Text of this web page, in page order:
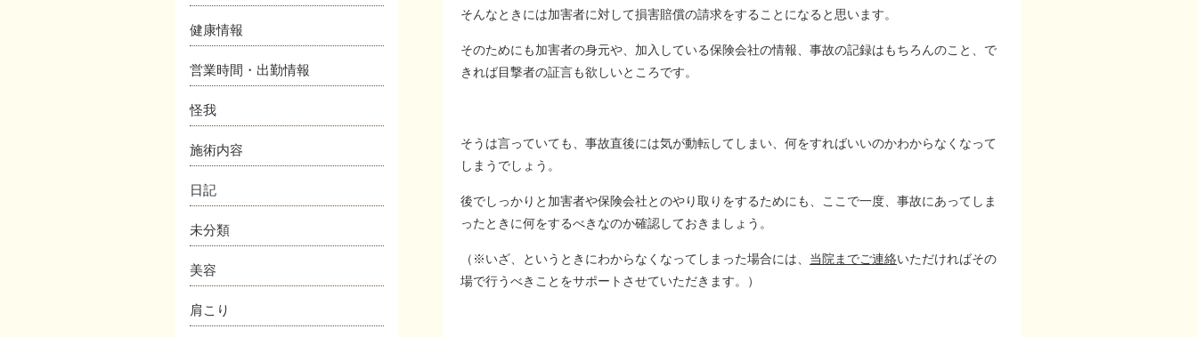
そんなときには加害者に対して損害賠償の請求をすることになると思います。
そのためにも加害者の身元や、加入している保険会社の情報、事故の記録はもちろんのこと、で
きれば目撃者の証言も欲しいところです。
そうは言っていても、事故直後には気が動転してしまい、何をすればいいのかわからなくなって
しまうでしょう。
後でしっかりと加害者や保険会社とのやり取りをするためにも、ここで一度、事故にあってしま
ったときに何をするべきなのか確認しておきましょう。
（※いざ、というときにわからなくなってしまった場合には、 当院までご連絡いただければその
場で行うべきことをサポートさせていただきます。）
健康情報
営業時間・出勤情報
怪我
施術内容
日記
未分類
美容
肩こり